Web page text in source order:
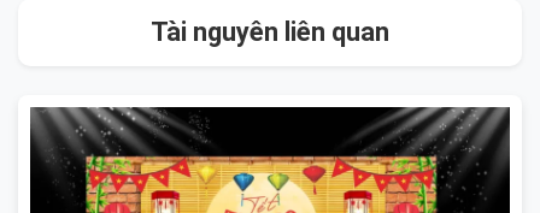
Tài nguyên liên quan